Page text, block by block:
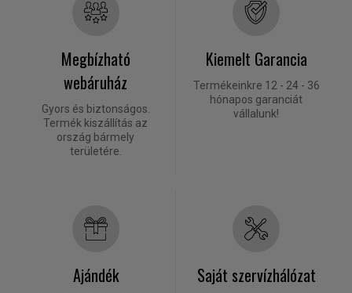
Megbízható
webáruház
Gyors és biztonságos.
Termék kiszállítás az
ország bármely
területére.
Kiemelt Garancia
Termékeinkre 12 - 24 - 36
hónapos garanciát
vállalunk!
Ajándék Saját szervízhálózat